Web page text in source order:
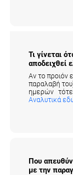
Τι γίνεται
αποδειχθεί
Αν το προιόν
παραλαβή
ημερών τότε
Αναλυτικά
Που
με την